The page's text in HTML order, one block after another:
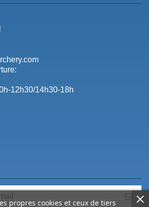
12h30/14h30-18h
propres cookies et ceux de tiers